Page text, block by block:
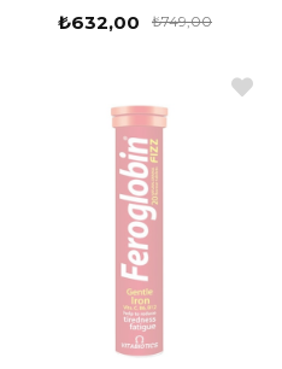
₺632,00 ₺749,00